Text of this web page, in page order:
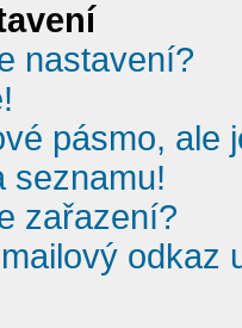
nastavení?
pásmo, ale
seznamu!
zařazení?
odkaz